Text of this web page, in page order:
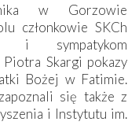
w Gorzowie
członkowie SKCh
i sympatykom
Skargi pokazy
Bożej w Fatimie.
się także z
i Instytutu im.